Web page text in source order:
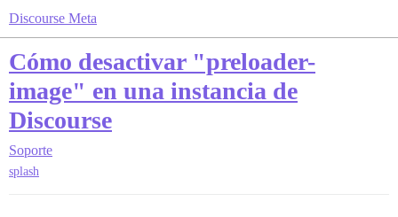
Discourse Meta
Cómo desactivar "preloader-
image" en una instancia de
Discourse
Soporte
splash